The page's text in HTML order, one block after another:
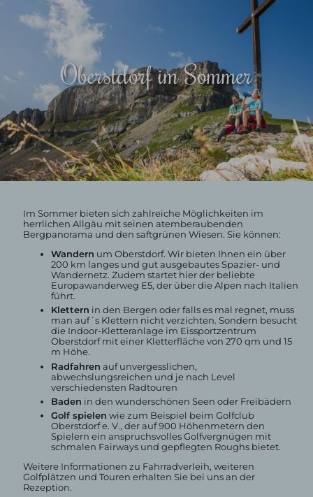
Oberstdorf im Sommer
Im Sommer bieten sich zahlreiche Möglichkeiten im
herrlichen Allgäu mit seinen atemberaubenden
Bergpanorama und den saftgrünen Wiesen. Sie können:
Wandern um Oberstdorf. Wir bieten Ihnen ein über
200 km langes und gut ausgebautes Spazier- und
Wandernetz. Zudem startet hier der beliebte
Europawanderweg E5, der über die Alpen nach Italien
führt.
Klettern in den Bergen oder falls es mal regnet, muss
man auf´s Klettern nicht verzichten. Sondern besucht
die Indoor-Kletteranlage im Eissportzentrum
Oberstdorf mit einer Kletterfläche von 270 qm und 15
m Höhe.
Radfahren auf unvergesslichen,
abwechslungsreichen und je nach Level
verschiedensten Radtouren
Baden in den wunderschönen Seen oder Freibädern
Golf spielen wie zum Beispiel beim Golfclub
Oberstdorf e. V., der auf 900 Höhenmetern den
Spielern ein anspruchsvolles Golfvergnügen mit
schmalen Fairways und gepflegten Roughs bietet.
Weitere Informationen zu Fahrradverleih, weiteren
Golfplätzen und Touren erhalten Sie bei uns an der
Rezeption.